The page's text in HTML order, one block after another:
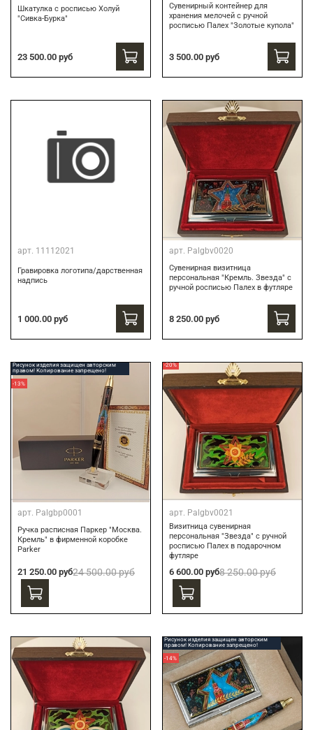
Шкатулка с росписью Холуй
"Сивка-Бурка"
23 500.00 руб
Сувенирный контейнер для
хранения мелочей с ручной
росписью Палех "Золотые купола"
3 500.00 руб
арт. 11112021
Гравировка логотипа/дарственная
надпись
1 000.00 руб
арт. Palgbv0020
Сувенирная визитница
персональная "Кремль. Звезда" с
ручной росписью Палех в футляре
8 250.00 руб
Рисунок изделия защищен авторским
правом! Копирование запрещено!
-13%
арт. Palgbp0001
Ручка расписная Паркер "Москва.
Кремль" в фирменной коробке
Parker
21 250.00 руб24 500.00 руб
-20%
арт. Palgbv0021
Визитница сувенирная
персональная "Звезда" с ручной
росписью Палех в подарочном
футляре
6 600.00 руб8 250.00 руб
Рисунок изделия защищен авторским
правом! Копирование запрещено!
-14%